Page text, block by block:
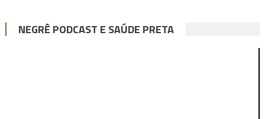
NEGRÊ PODCAST E SAÚDE PRETA